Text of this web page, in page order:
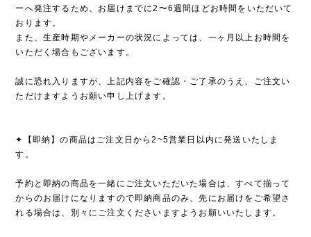
ーへ発注するため、お届けまでに2〜6週間ほどお時間をいただいて
おります。
また、生産時期やメーカーの状況によっては、一ヶ月以上お時間を
いただく場合もございます。
誠に恐れ入りますが、上記内容をご確認・ご了承のうえ、ご注文い
ただけますようお願い申し上げます。
✦【即納】の商品はご注文日から2~5営業日以内に発送いたしま
す。
予約と即納の商品を一緒にご注文いただいた場合は、すべて揃って
からのお届けになりますので即納商品のみ、先にお届けをご希望さ
れる場合は、別々にご注文くださいますようお願いいたします。